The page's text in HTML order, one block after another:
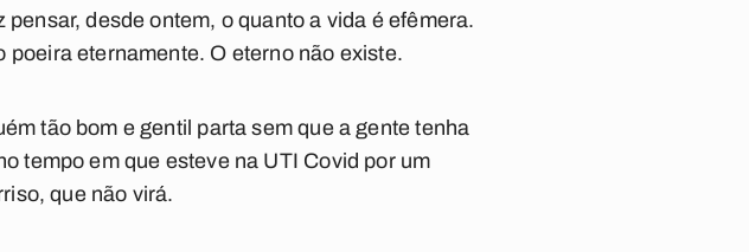
desde ontem, o quanto a vida é efêmera.
eternamente. O eterno não existe.
tão bom e gentil parta sem que a gente tenha
tempo em que esteve na UTI Covid por um
que não virá.